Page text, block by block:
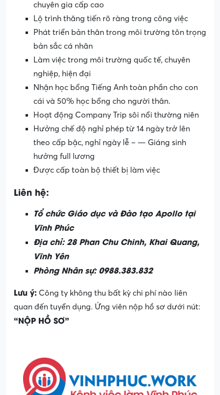
chuyên gia cấp cao
Lộ trình thăng tiến rõ ràng trong công việc
Phát triển bản thân trong môi trường tôn trọng
bản sắc cá nhân
Làm việc trong môi trường quốc tế, chuyên
nghiệp, hiện đại
Nhận học bổng Tiếng Anh toàn phần cho con
cái và 50% học bổng cho người thân.
Hoạt động Company Trip sôi nổi thường niên
Hưởng chế độ nghỉ phép từ 14 ngày trở lên
theo cấp bậc, nghỉ ngày lễ – — Giáng sinh
hưởng full lương
Được cấp toàn bộ thiết bị làm việc
Liên hệ:
Tổ chức Giáo dục và Đào tạo Apollo tại
Vĩnh Phúc
Địa chỉ: 28 Phan Chu Chinh, Khai Quang,
Vĩnh Yên
Phòng Nhân sự: 0988.383.832
Lưu ý: Công ty không thu bất kỳ chi phí nào liên
quan đến tuyển dụng. Ứng viên nộp hồ sơ dưới nút:
“NỘP HỒ SƠ”